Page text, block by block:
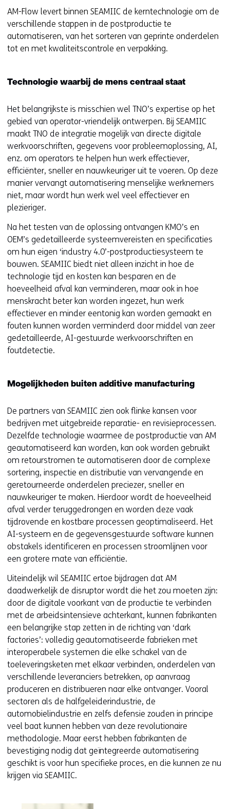
AM-Flow levert binnen SEAMIIC de kerntechnologie om de
verschillende stappen in de postproductie te
automatiseren, van het sorteren van geprinte onderdelen
tot en met kwaliteitscontrole en verpakking.
Technologie waarbij de mens centraal staat
Het belangrijkste is misschien wel TNO’s expertise op het
gebied van operator-vriendelijk ontwerpen. Bij SEAMIIC
maakt TNO de integratie mogelijk van directe digitale
werkvoorschriften, gegevens voor probleemoplossing, AI,
enz. om operators te helpen hun werk effectiever,
efficiënter, sneller en nauwkeuriger uit te voeren. Op deze
manier vervangt automatisering menselijke werknemers
niet, maar wordt hun werk wel veel effectiever en
plezieriger.
Na het testen van de oplossing ontvangen KMO’s en
OEM’s gedetailleerde systeemvereisten en specificaties
om hun eigen ‘industry 4.0’-postproductiesysteem te
bouwen. SEAMIIC biedt niet alleen inzicht in hoe de
technologie tijd en kosten kan besparen en de
hoeveelheid afval kan verminderen, maar ook in hoe
menskracht beter kan worden ingezet, hun werk
effectiever en minder eentonig kan worden gemaakt en
fouten kunnen worden verminderd door middel van zeer
gedetailleerde, AI-gestuurde werkvoorschriften en
foutdetectie.
Mogelijkheden buiten additive manufacturing
De partners van SEAMIIC zien ook flinke kansen voor
bedrijven met uitgebreide reparatie- en revisieprocessen.
Dezelfde technologie waarmee de postproductie van AM
geautomatiseerd kan worden, kan ook worden gebruikt
om retourstromen te automatiseren door de complexe
sortering, inspectie en distributie van vervangende en
geretourneerde onderdelen preciezer, sneller en
nauwkeuriger te maken. Hierdoor wordt de hoeveelheid
afval verder teruggedrongen en worden deze vaak
tijdrovende en kostbare processen geoptimaliseerd. Het
AI-systeem en de gegevensgestuurde software kunnen
obstakels identificeren en processen stroomlijnen voor
een grotere mate van efficiëntie.
Uiteindelijk wil SEAMIIC ertoe bijdragen dat AM
daadwerkelijk de disruptor wordt die het zou moeten zijn:
door de digitale voorkant van de productie te verbinden
met de arbeidsintensieve achterkant, kunnen fabrikanten
een belangrijke stap zetten in de richting van ‘dark
factories’: volledig geautomatiseerde fabrieken met
interoperabele systemen die elke schakel van de
toeleveringsketen met elkaar verbinden, onderdelen van
verschillende leveranciers betrekken, op aanvraag
produceren en distribueren naar elke ontvanger. Vooral
sectoren als de halfgeleiderindustrie, de
automobielindustrie en zelfs defensie zouden in principe
veel baat kunnen hebben van deze revolutionaire
methodologie. Maar eerst hebben fabrikanten de
bevestiging nodig dat geïntegreerde automatisering
geschikt is voor hun specifieke proces, en die kunnen ze nu
krijgen via SEAMIIC.